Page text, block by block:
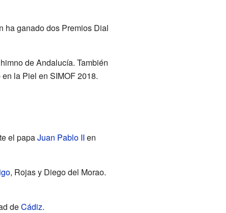
ha ganado dos Premios Dial
de Andalucía. También
la Piel en SIMOF 2018.
el papaJuan Pablo II en
, Rojas y Diego del Morao.
deCádiz.